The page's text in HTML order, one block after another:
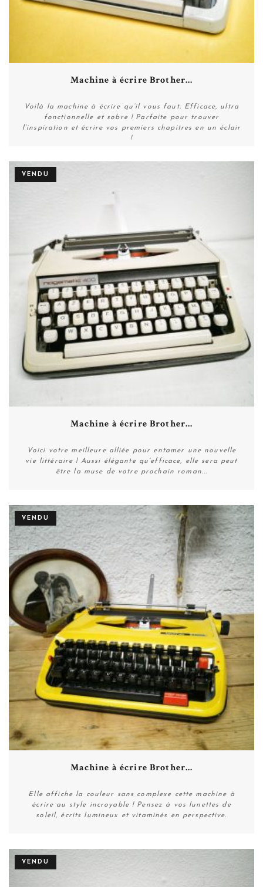
Machine à écrire Brother...
Voilà la machine à écrire qu’il vous faut. Efficace, ultra
fonctionnelle et sobre ! Parfaite pour trouver
l’inspiration et écrire vos premiers chapitres en un éclair
!
Plus de détails
VENDU
Machine à écrire Brother...
Voici votre meilleure alliée pour entamer une nouvelle
vie littéraire ! Aussi élégante qu’efficace, elle sera peut
être la muse de votre prochain roman...
VENDU
Machine à écrire Brother...
Elle affiche la couleur sans complexe cette machine à
écrire au style incroyable ! Pensez à vos lunettes de
soleil, écrits lumineux et vitaminés en perspective.
VENDU